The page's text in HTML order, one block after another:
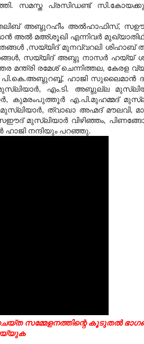
. സമസ്ത പ്രസിഡണ്ട് സി.
അബ്ദുറഹീം അല്‍ഹാഫിസ്,
മഅ്ശൂഖി എന്നിവര്‍
,സയ്യിദ് മുനവ്വറലി ശിഹാബ്
, സയ്യിദ് അബ്ദു നാസര്‍ ഹയ്യ്
മന്ത്രി രമേശ് ചെന്നിത്തല, കേരള
.കെ.അബ്ദുറബ്ബ്, ഹാജി സുലൈമാന്‍
, എം.ടി. അബ്ദുല്ല
, കുമരംപുത്തൂര്‍ എ.പി.മുഹമ്മദ്
, ത്വാഖാ അഹ്മദ് മൗലവി,
മുസ്‌ലിയാര്‍ വിഴിഞ്ഞം,
ഹാജി നന്ദിയും പറഞ്ഞു.
സമ്മേളനത്തിന്റെ കൂടുതൽ